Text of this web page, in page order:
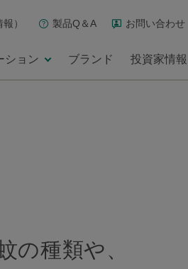
） 製品Q＆A お問い合わせ
ション ブランド 投資家情報
の種類や、